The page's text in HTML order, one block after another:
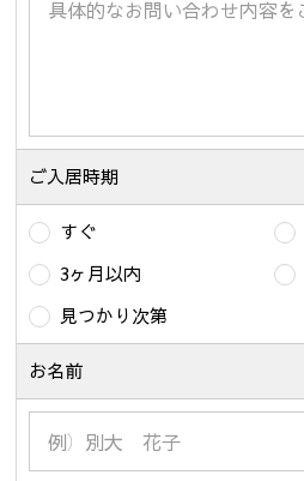
ご入居時期
すぐ
3ヶ月以内
見つかり次第
お名前